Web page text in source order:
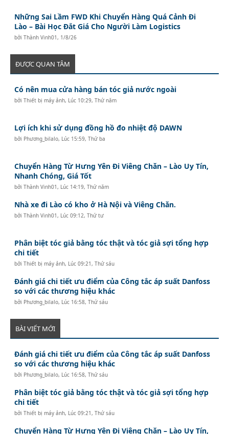
Những Sai Lầm FWD Khi Chuyển Hàng Quá Cảnh Đi
Lào – Bài Học Đắt Giá Cho Người Làm Logistics
bởiThành Vinh01 , 1/8/26
ĐƯỢC QUAN TÂM
Có nên mua cửa hàng bán tóc giả nước ngoài
bởiThiết bị máy ảnh, Lúc 10:29, Thứ năm
Lợi ích khi sử dụng đồng hồ đo nhiệt độ DAWN
bởi Phương_bilalo, Lúc 15:59, Thứ ba
Chuyển Hàng Từ Hưng Yên Đi Viêng Chăn – Lào Uy Tín,
Nhanh Chóng, Giá Tốt
bởiThành Vinh01 , Lúc 14:19, Thứ năm
Nhà xe đi Lào có kho ở Hà Nội và Viêng Chăn.
bởiThành Vinh01 , Lúc 09:12, Thứ tư
Phân biệt tóc giả bằng tóc thật và tóc giả sợi tổng hợp
chi tiết
bởiThiết bị máy ảnh, Lúc 09:21, Thứ sáu
Đánh giá chi tiết ưu điểm của Công tắc áp suất Danfoss
so với các thương hiệu khác
bởi Phương_bilalo, Lúc 16:58, Thứ sáu
BÀI VIẾT MỚI
Đánh giá chi tiết ưu điểm của Công tắc áp suất Danfoss
so với các thương hiệu khác
bởi Phương_bilalo, Lúc 16:58, Thứ sáu
Phân biệt tóc giả bằng tóc thật và tóc giả sợi tổng hợp
chi tiết
bởiThiết bị máy ảnh, Lúc 09:21, Thứ sáu
Chuyển Hàng Từ Hưng Yên Đi Viêng Chăn – Lào Uy Tín,